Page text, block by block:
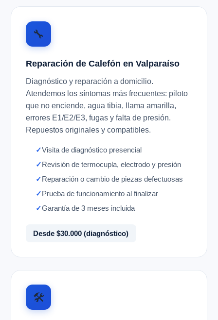
🔧
Reparación de Calefón en Valparaíso
Diagnóstico y reparación a domicilio.
Atendemos los síntomas más frecuentes: piloto
que no enciende, agua tibia, llama amarilla,
errores E1/E2/E3, fugas y falta de presión.
Repuestos originales y compatibles.
Visita de diagnóstico presencial
Revisión de termocupla, electrodo y presión
Reparación o cambio de piezas defectuosas
Prueba de funcionamiento al finalizar
Garantía de 3 meses incluida
Desde $30.000 (diagnóstico)
🛠️